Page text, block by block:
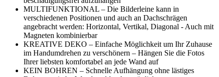
MULTIFUNKTIONAL – Die Bilderleine kann in
verschiedenen Positionen und auch an Dachschrägen
angebracht werden: Horizontal, Vertikal, Diagonal - Auch mit
Magneten kombinierbar
KREATIVE DEKO – Einfache Möglichkeit um Ihr Zuhause
im Handumdrehen zu verschönern – Hängen Sie die Fotos
Ihrer liebsten komfortabel an jede Wand auf
KEIN BOHREN – Schnelle Aufhängung ohne lästiges